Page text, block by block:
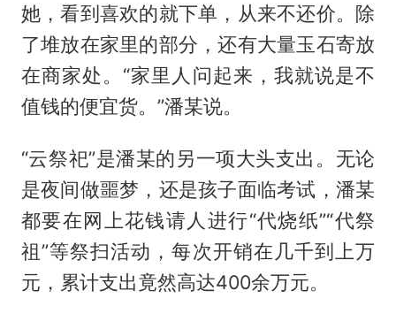
她，看到喜欢的就下单，从来不还价。除
了堆放在家里的部分，还有大量玉石寄放
在商家处。“家里人问起来，我就说是不
值钱的便宜货。”潘某说。
“云祭祀”是潘某的另一项大头支出。无论
是夜间做噩梦，还是孩子面临考试，潘某
都要在网上花钱请人进行“代烧纸”“代祭
祖”等祭扫活动，每次开销在几千到上万
元，累计支出竟然高达400余万元。